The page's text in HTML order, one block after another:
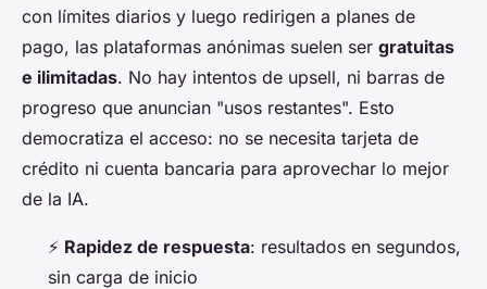
con límites diarios y luego redirigen a planes de
pago, las plataformas anónimas suelen ser gratuitas
e ilimitadas. No hay intentos de upsell, ni barras de
progreso que anuncian "usos restantes". Esto
democratiza el acceso: no se necesita tarjeta de
crédito ni cuenta bancaria para aprovechar lo mejor
de la IA.
⚡ Rapidez de respuesta: resultados en segundos,
sin carga de inicio